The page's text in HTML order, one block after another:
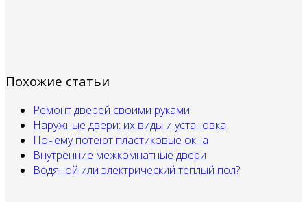
Похожие статьи
Ремонт дверей своими руками
Наружные двери: их виды и установка
Почему потеют пластиковые окна
Внутренние межкомнатные двери
Водяной или электрический теплый пол?